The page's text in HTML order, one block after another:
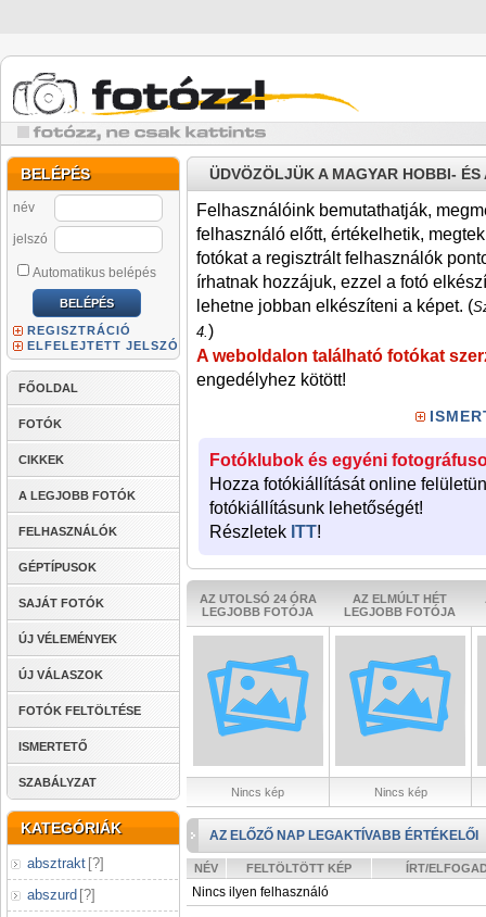
BELÉPÉS
név
jelszó
Automatikus belépés
REGISZTRÁCIÓ
ELFELEJTETT JELSZÓ
FŐOLDAL
FOTÓK
CIKKEK
A LEGJOBB FOTÓK
FELHASZNÁLÓK
GÉPTÍPUSOK
SAJÁT FOTÓK
ÚJ VÉLEMÉNYEK
ÚJ VÁLASZOK
FOTÓK FELTÖLTÉSE
ISMERTETŐ
SZABÁLYZAT
KATEGÓRIÁK
absztrakt [?]
abszurd [?]
ÜDVÖZÖLJÜK A MAGYAR HOBBI-
Felhasználóink bemutathatják,
felhasználó előtt, értékelhetik,
fotókat a regisztrált felhasználók
írhatnak hozzájuk, ezzel a fotó
lehetne jobban elkészíteni a képet. (
4.)
A weboldalon található fotókat
engedélyhez kötött!
Fotóklubok és egyéni
Hozza fotókiállítását online
fotókiállításunk lehetőségét!
Részletek ITT!
AZ UTOLSÓ 24 ÓRA
LEGJOBB FOTÓJA
AZ ELMÚLT HÉT
LEGJOBB FOTÓJA
Nincs kép Nincs kép
AZ ELŐZŐ NAP LEGAKTÍVABB ÉRTÉKELŐI
NÉV FELTÖLTÖTT KÉP ÍRT/
Nincs ilyen felhasználó